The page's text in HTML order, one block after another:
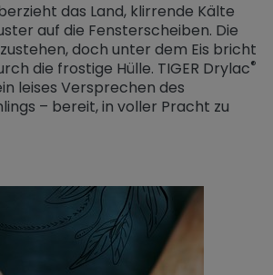
das Land, klirrende Kälte
auf die Fensterscheiben. Die
doch unter dem Eis bricht
die frostige Hülle. TIGER Drylac®
leises Versprechen des
– bereit, in voller Pracht zu